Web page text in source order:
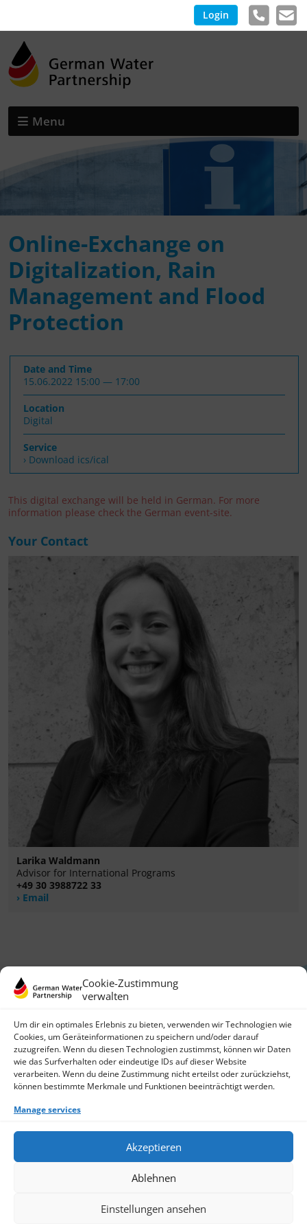
Cookie-Zustimmung
verwalten
Um dir ein optimales Erlebnis zu bieten, verwenden wir Technologien wie
Cookies, um Geräteinformationen zu speichern und/oder darauf
zuzugreifen. Wenn du diesen Technologien zustimmst, können wir Daten
wie das Surfverhalten oder eindeutige IDs auf dieser Website
verarbeiten. Wenn du deine Zustimmung nicht erteilst oder zurückziehst,
können bestimmte Merkmale und Funktionen beeinträchtigt werden.
Manage services
Akzeptieren
Ablehnen
Einstellungen ansehen
Login
Menu
Online-Exchange on
Digitalization, Rain
Management and Flood
Protection
Date and Time
15.06.2022 15:00 — 17:00
Location
Digital
Service
› Download ics/ical
This digital exchange will be held in German. For more
information please check the German event-site.
Your Contact
Larika Waldmann
Advisor for International Programs
+49 30 3988722 33
Email
German Water Partnership e.V.
Invalidenstraße 91
10115 Berlin, Germany
+49 30 3988722 0
Contact
Data Protection